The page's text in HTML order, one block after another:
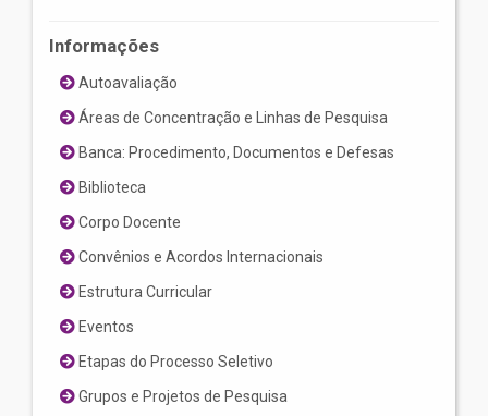
Informações
Autoavaliação
Áreas de Concentração e Linhas de Pesquisa
Banca: Procedimento, Documentos e Defesas
Biblioteca
Corpo Docente
Convênios e Acordos Internacionais
Estrutura Curricular
Eventos
Etapas do Processo Seletivo
Grupos e Projetos de Pesquisa